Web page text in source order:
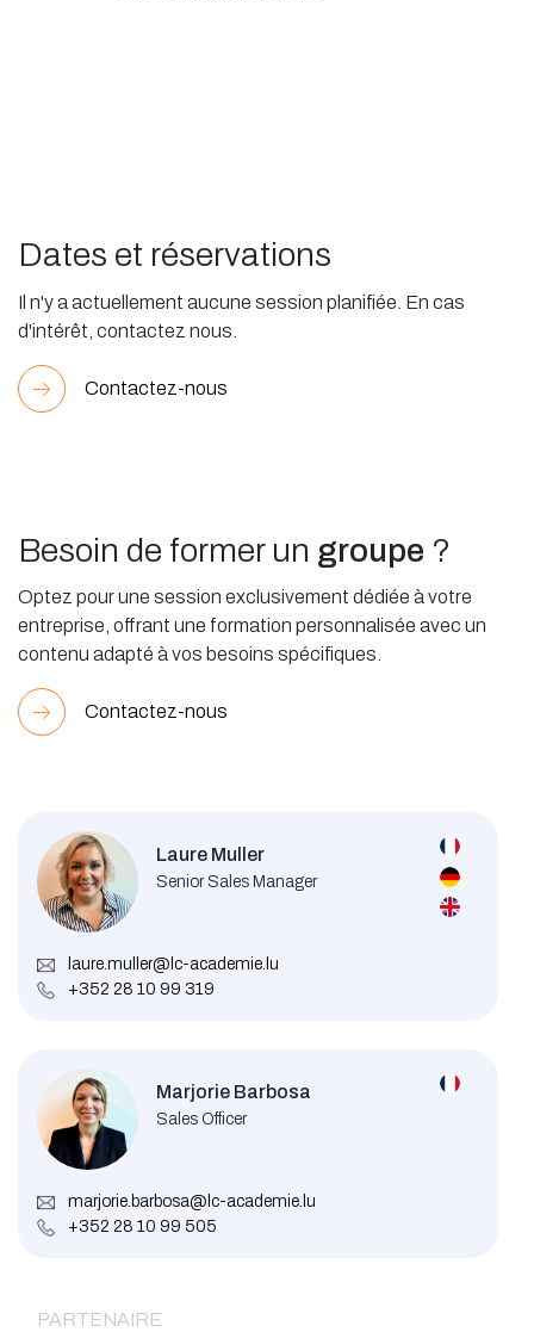
Dates et réservations
Il n'y a actuellement aucune session planifiée. En cas
d'intérêt, contactez nous.
Contactez-nous
Besoin de former un groupe ?
Optez pour une session exclusivement dédiée à votre
entreprise, offrant une formation personnalisée avec un
contenu adapté à vos besoins spécifiques.
Contactez-nous
Laure Muller
Senior Sales Manager
laure.muller@lc-academie.lu
+352 28 10 99 319
Marjorie Barbosa
Sales Officer
marjorie.barbosa@lc-academie.lu
+352 28 10 99 505
PARTENAIRE